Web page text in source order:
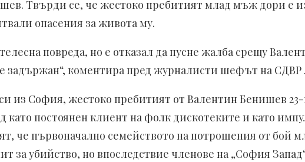
Твърди се, че жестоко пребитият млад мъж дори е
опасения за живота му.
повреда, но е отказал да пусне жалба срещу
задържан“, коментира пред журналисти шефът на
из София, жестоко пребитият от Валентин Бенишев
като постоянен клиент на фолк дискотеките и като
че първоначално семейството на потрошения от бой
за убийство, но впоследствие членове на „София